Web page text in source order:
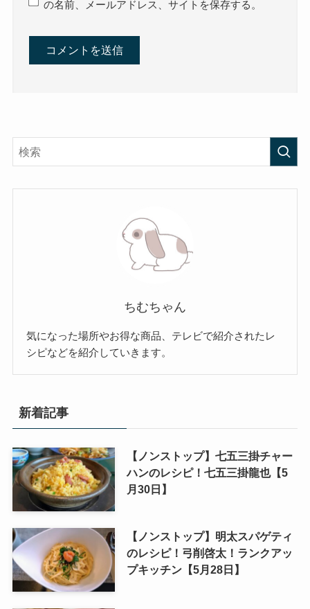
の名前、メールアドレス、サイトを保存する。
ちむちゃん
気になった場所やお得な商品、テレビで紹介されたレ
シピなどを紹介していきます。
新着記事
【ノンストップ】七五三掛チャー
ハンのレシピ！七五三掛龍也【5
月30日】
【ノンストップ】明太スパゲティ
のレシピ！弓削啓太！ランクアッ
プキッチン【5月28日】